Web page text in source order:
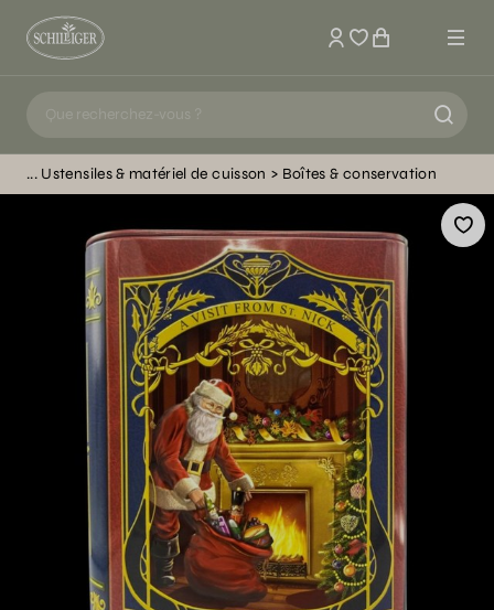
Mon compte
Ustensiles & matériel de cuisson Boîtes & conservation